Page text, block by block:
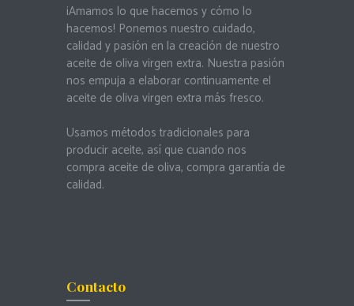
¡Amamos lo que hacemos y cómo lo
hacemos! Ponemos nuestro cuidado,
calidad y pasión en la creación de nuestro
aceite de oliva virgen extra. Nuestra pasión
nos empuja a elaborar continuamente el
aceite de oliva virgen extra más fresco.
Usamos métodos tradicionales para
producir aceite, así que cuando nos
compra aceite de oliva, compra garantía de
calidad.
Contacto